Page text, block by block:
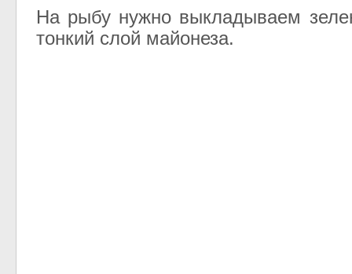
На рыбу нужно выкладываем
тонкий слой майонеза.